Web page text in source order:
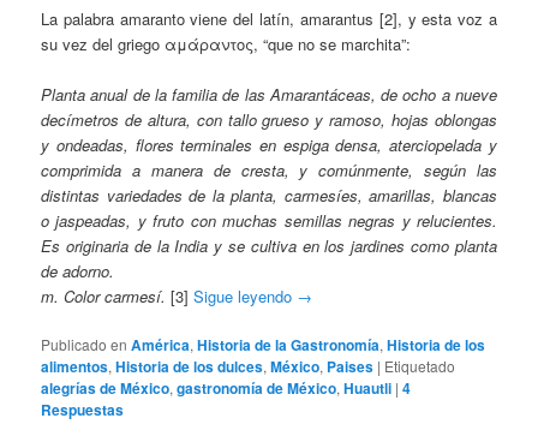
La palabra amaranto viene del latín, amarantus [2], y esta voz a
su vez del griego αμάραντος, “que no se marchita”:
Planta anual de la familia de las Amarantáceas, de ocho a nueve
decímetros de altura, con tallo grueso y ramoso, hojas oblongas
y ondeadas, flores terminales en espiga densa, aterciopelada y
comprimida a manera de cresta, y comúnmente, según las
distintas variedades de la planta, carmesíes, amarillas, blancas
o jaspeadas, y fruto con muchas semillas negras y relucientes.
Es originaria de la India y se cultiva en los jardines como planta
de adorno.
m. Color carmesí. [3]Sigue leyendo →
Publicado en América,Historia de la Gastronomía,Historia de los
alimentos,Historia de los dulces,México, Paises | Etiquetado
alegrías de México,gastronomía de México,Huautli |4
Respuestas